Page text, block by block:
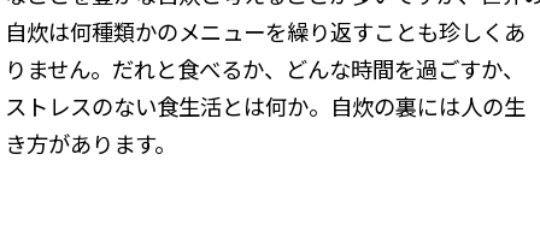
自炊は何種類かのメニューを繰り返すことも珍しくあ
りません。だれと食べるか、どんな時間を過ごすか、
ストレスのない食生活とは何か。自炊の裏には人の生
き方があります。